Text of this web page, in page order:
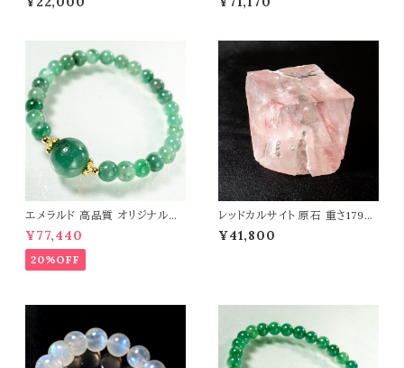
ストーン 天然石 t0467
エメラルド 高品質 オリジナルデ
ザイン ブレスレット パワーストー
ン 天然石 t0545
¥77,440
20%OFF
レッドカルサイト 原石 重さ179g
天然石 パワーストーン t0586
¥41,800